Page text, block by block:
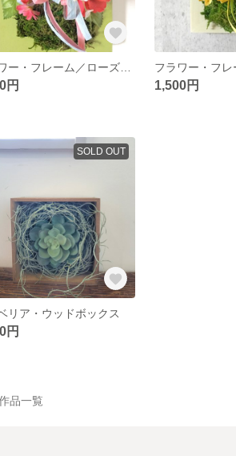
フラワー・フレーム／ローズ（チェリーレッド）
円
フラワー・フレ
1,500円
SOLD OUT
リア・ウッドボックス
円
品一覧